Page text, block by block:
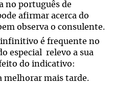
no português de
afirmar acerca do
observa o consulente.
é frequente no
especial relevo a sua
do indicativo:
melhorar mais tarde.